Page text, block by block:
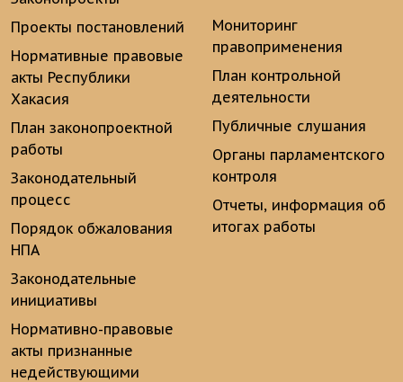
Проекты постановлений
Нормативные правовые
акты Республики
Хакасия
План законопроектной
работы
Законодательный
процесс
Порядок обжалования
НПА
Законодательные
инициативы
Нормативно-правовые
акты признанные
недействующими
Мониторинг
правоприменения
План контрольной
деятельности
Публичные слушания
Органы парламентского
контроля
Отчеты, информация об
итогах работы